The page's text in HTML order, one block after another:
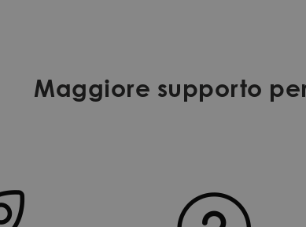
Maggiore supporto per